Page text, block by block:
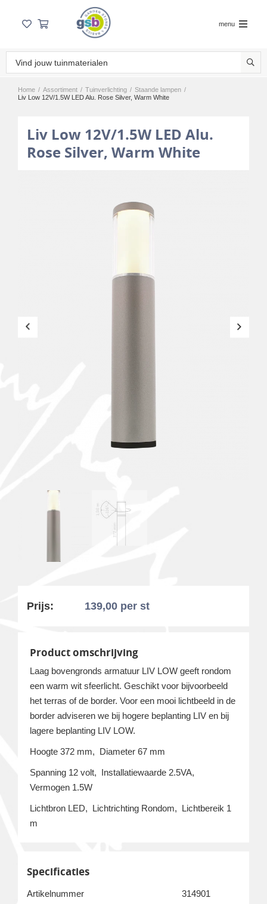
menu
Home / Assortiment / Tuinverlichting / Staande lampen /
Liv Low 12V/1.5W LED Alu. Rose Silver, Warm White
Liv Low 12V/1.5W LED Alu.
Rose Silver, Warm White
Prijs: 139,00 per st
Product omschrijving
Laag bovengronds armatuur LIV LOW geeft rondom
een warm wit sfeerlicht. Geschikt voor bijvoorbeeld
het terras of de border. Voor een mooi lichtbeeld in de
border adviseren we bij hogere beplanting LIV en bij
lagere beplanting LIV LOW.
Hoogte 372 mm, Diameter 67 mm
Spanning 12 volt, Installatiewaarde 2.5VA,
Vermogen 1.5W
Lichtbron LED, Lichtrichting Rondom, Lichtbereik 1
m
Specificaties
Artikelnummer 314901